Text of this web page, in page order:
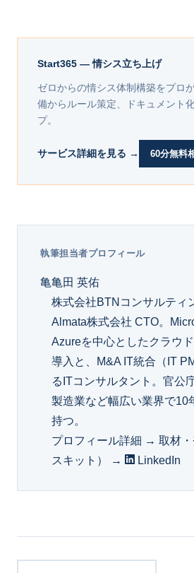
Start365 — 情シス立ち上げ
ゼロからの情シス体制構築をプロ
備からルール策定、ドキュメント
プ。
サービス詳細を見る → 60分無料
執筆担当者プロフィール
亀亀田 英佑
株式会社BTNコンサルティ
Almata株式会社 CTO。
Azureを中心としたクラウ
導入と、M&A IT統合（IT
るITコンサルタント。官公
製造業など幅広い業界で10
持つ。
プロフィール詳細 → 取材
スキット） →
LinkedIn